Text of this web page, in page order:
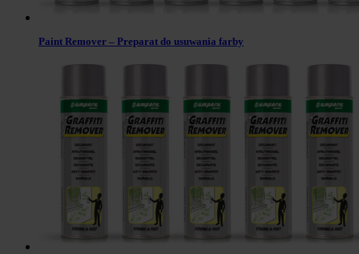
Paint Remover – Preparat do usuwania farby